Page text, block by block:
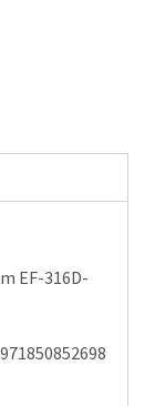
EF-316D-